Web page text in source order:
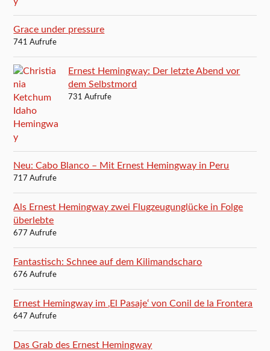
Grace under pressure
741 Aufrufe
Ernest Hemingway: Der letzte Abend vor
dem Selbstmord
731 Aufrufe
Neu: Cabo Blanco – Mit Ernest Hemingway in Peru
717 Aufrufe
Als Ernest Hemingway zwei Flugzeugunglücke in Folge
überlebte
677 Aufrufe
Fantastisch: Schnee auf dem Kilimandscharo
676 Aufrufe
Ernest Hemingway im ‚El Pasaje‘ von Conil de la Frontera
647 Aufrufe
Das Grab des Ernest Hemingway